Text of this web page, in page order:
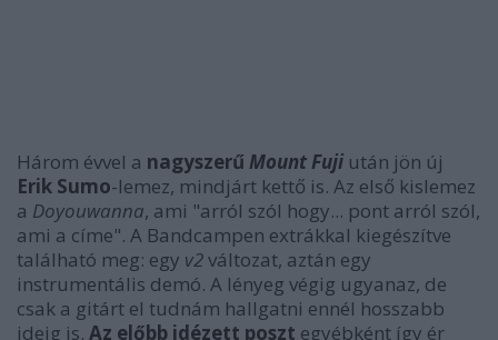
Három évvel a nagyszerű Mount Fuji után jön új
Erik Sumo-lemez, mindjárt kettő is. Az első kislemez
a Doyouwanna, ami "arról szól hogy... pont arról szól,
ami a címe". A Bandcampen extrákkal kiegészítve
található meg: egy v2változat, aztán egy
instrumentális demó. A lényeg végig ugyanaz, de
csak a gitárt el tudnám hallgatni ennél hosszabb
ideig is. Az előbb idézett poszt egyébként így ér